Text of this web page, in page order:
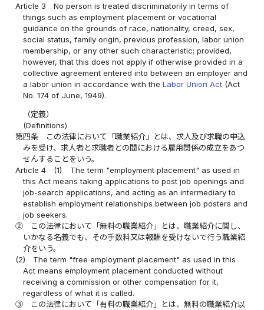
Article 3
No person is treated discriminatorily in terms of
things such as employment placement or vocational
guidance on the grounds of race, nationality, creed, sex,
social status, family origin, previous profession, labor union
membership, or any other such characteristic; provided,
however, that this does not apply if otherwise provided in a
collective agreement entered into between an employer and
a labor union in accordance with theLabor Union Act (Act
No. 174 of June, 1949).
（定義）
(Definitions)
第四条
この法律において「職業紹介」とは、求人及び求職の申込
みを受け、求人者と求職者との間における雇用関係の成立をあつ
せんすることをいう。
Article 4
(1)
The term "employment placement" as used in
this Act means taking applications to post job openings and
job-search applications, and acting as an intermediary to
establish employment relationships between job posters and
job seekers.
②
この法律において「無料の職業紹介」とは、職業紹介に関し、
いかなる名義でも、その手数料又は報酬を受けないで行う職業紹
介をいう。
(2)
The term "free employment placement" as used in this
Act means employment placement conducted without
receiving a commission or other compensation for it,
regardless of what it is called.
③
この法律において「有料の職業紹介」とは、無料の職業紹介以